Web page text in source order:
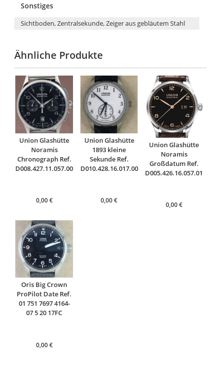
Sonstiges
Sichtboden, Zentralsekunde, Zeiger aus gebläutem Stahl
Ähnliche Produkte
Union Glashütte
Noramis
Chronograph Ref.
D008.427.11.057.00
0,00€
Union Glashütte
1893 kleine
Sekunde Ref.
D010.428.16.017.00
0,00€
Union Glashütte
Noramis
Großdatum Ref.
D005.426.16.057.01
0,00€
Oris Big Crown
ProPilot Date Ref.
01 751 7697 4164-
07 5 20 17FC
0,00€